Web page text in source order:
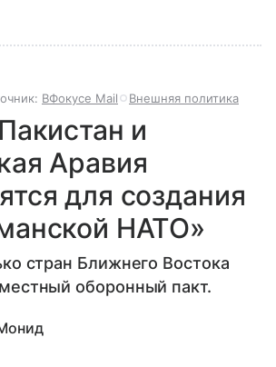
ВФокусе Mail Внешняя политика
и
Аравия
для создания
НАТО»
стран Ближнего Востока
оборонный пакт.